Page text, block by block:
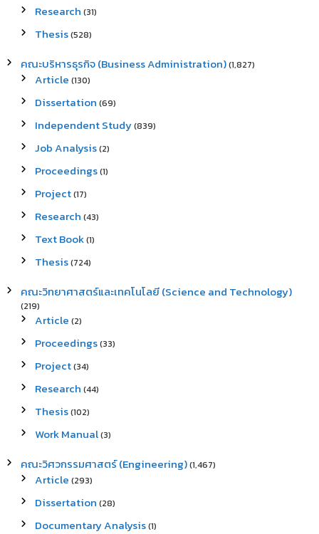
Research (31)
Thesis(528)
คณะบริหารธุรกิจ (Business Administration)(1,827)
Article (130)
Dissertation (69)
Independent Study(839)
Job Analysis(2)
Proceedings(1)
Project(17)
Research (43)
Text Book(1)
Thesis(724)
คณะวิทยาศาสตร์และเทคโนโลยี (Science and Technology)
(219)
Article (2)
Proceedings(33)
Project(34)
Research (44)
Thesis(102)
Work Manual(3)
คณะวิศวกรรมศาสตร์ (Engineering)(1,467)
Article (293)
Dissertation (28)
Documentary Analysis(1)